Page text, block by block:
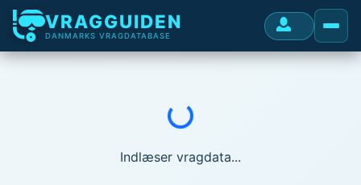
VRAGGUIDEN
DANMARKS VRAGDATABASE
Indlæser...
Indlæser vragdata...